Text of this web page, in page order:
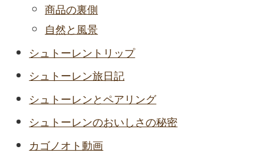
商品の裏側
自然と風景
シュトーレントリップ
シュトーレン旅日記
シュトーレンとペアリング
シュトーレンのおいしさの秘密
カゴノオト動画